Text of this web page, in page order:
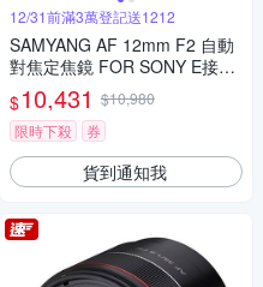
12/31前滿3萬登記送1212
SAMYANG AF 12mm F2 自動
對焦定焦鏡 FOR SONY E接環
(公司貨)
$10,431 $10,980
限時下殺
券
貨到通知我